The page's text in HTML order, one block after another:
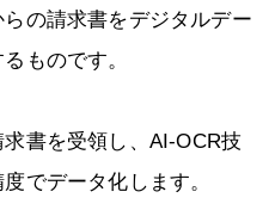
の請求書をデジタルデー
ものです。
書を受領し、AI-OCR技
でデータ化します。